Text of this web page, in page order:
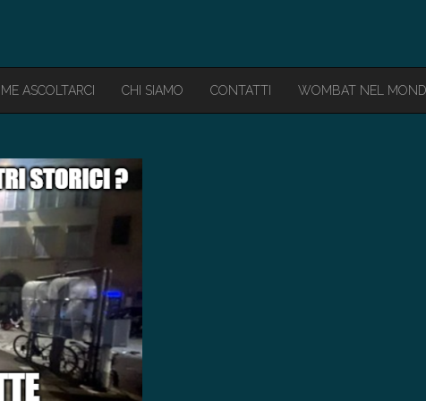
ASCOLTARCI CHI SIAMO CONTATTI WOMBAT NEL